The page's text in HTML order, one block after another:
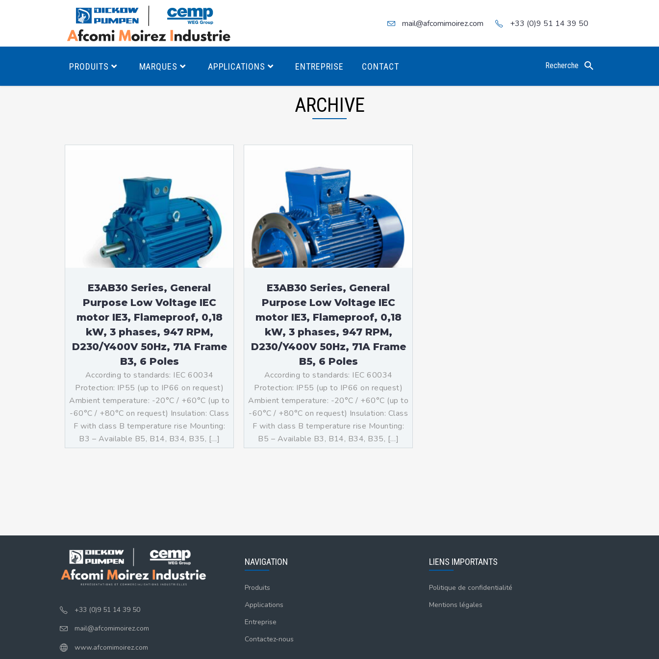
mail@afcomimoirez.com +33 (0)9 51 14 39 50
PRODUITS
Pompes à engrenages
Moteurs Antidéflagrants ÉCO T4
Moteurs Antidéflagrants ÉCO T3
Moteurs standards (non
Antidéflagrants)
Moteurs Antidéflagrants NEMA
(Normes Américaines)
MARQUES APPLICATIONS ENTREPRISE CONTACT Recherche
ARCHIVE
E3AB30 Series, General
Purpose Low Voltage IEC
motor IE3, Flameproof, 0,18
kW, 3 phases, 947 RPM,
D230/Y400V 50Hz, 71A Frame
B3, 6 Poles
According to standards: IEC 60034
Protection: IP55 (up to IP66 on request)
Ambient temperature: -20°C / +60°C (up to
-60°C / +80°C on request) Insulation: Class
F with class B temperature rise Mounting:
B3 – Available B5, B14, B34, B35, […]
E3AB30 Series, General
Purpose Low Voltage IEC
motor IE3, Flameproof, 0,18
kW, 3 phases, 947 RPM,
D230/Y400V 50Hz, 71A Frame
B5, 6 Poles
According to standards: IEC 60034
Protection: IP55 (up to IP66 on request)
Ambient temperature: -20°C / +60°C (up to
-60°C / +80°C on request) Insulation: Class
F with class B temperature rise Mounting:
B5 – Available B3, B14, B34, B35, […]
+33 (0)9 51 14 39 50
mail@afcomimoirez.com
www.afcomimoirez.com
NAVIGATION
Produits
Applications
Entreprise
Contactez-nous
LIENS IMPORTANTS
Politique de confidentialité
Mentions légales